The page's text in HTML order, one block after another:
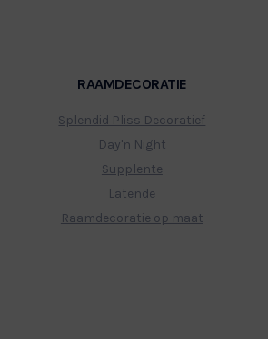
RAAMDECORATIE
Splendid Pliss Decoratief
Day'n Night
Supplente
Latende
Raamdecoratie op maat